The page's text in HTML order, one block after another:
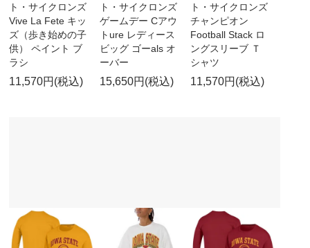
ト・サイクロンズ
Vive La Fete キッ
ズ（歩き始めの子
供） ペイント ブ
ラシ
11,570円(税込)
ト・サイクロンズ
ゲームデー Cアウ
トure レディース
ビッグ ゴーals オ
ーバー
15,650円(税込)
ト・サイクロンズ
チャンピオン
Football Stack ロ
ングスリーブ Ｔ
シャツ
11,570円(税込)